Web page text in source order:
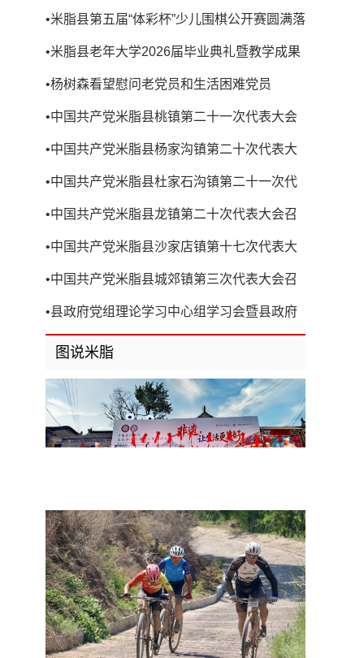
•米脂县第五届“体彩杯”少儿围棋公开赛圆满落
•米脂县老年大学2026届毕业典礼暨教学成果
•杨树森看望慰问老党员和生活困难党员
•中国共产党米脂县桃镇第二十一次代表大会
•中国共产党米脂县杨家沟镇第二十次代表大
•中国共产党米脂县杜家石沟镇第二十一次代
•中国共产党米脂县龙镇第二十次代表大会召
•中国共产党米脂县沙家店镇第十七次代表大
•中国共产党米脂县城郊镇第三次代表大会召
•县政府党组理论学习中心组学习会暨县政府
第8次党组（扩大）会议召开
图说米脂